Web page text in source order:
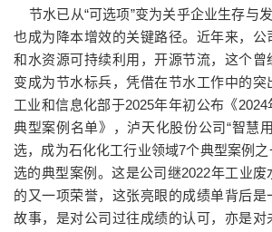
节水已从“可选项”变为关乎企业生存与
也成为降本增效的关键路径。近年来，公
和水资源可持续利用，开源节流，这个曾
变成为节水标兵，凭借在节水工作中的突
工业和信息化部于2025年年初公布《
典型案例名单》，泸天化股份公司“智慧
选，成为石化化工行业领域7个典型案例
选的典型案例。这是公司继2022年工业废
的又一项荣誉，这张亮眼的成绩单背后是
故事，是对公司过往成绩的认可，亦是对